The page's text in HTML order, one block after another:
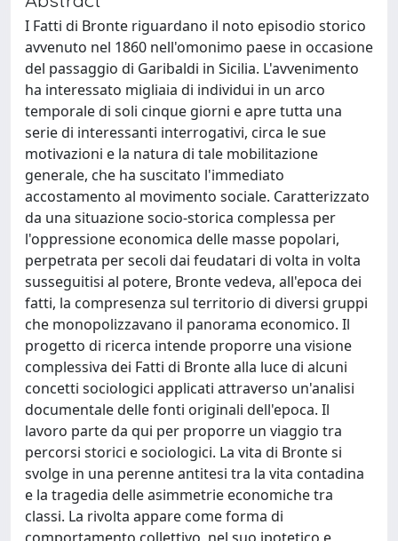
I Fatti di Bronte riguardano il noto episodio storico
avvenuto nel 1860 nell'omonimo paese in occasione
del passaggio di Garibaldi in Sicilia. L'avvenimento
ha interessato migliaia di individui in un arco
temporale di soli cinque giorni e apre tutta una
serie di interessanti interrogativi, circa le sue
motivazioni e la natura di tale mobilitazione
generale, che ha suscitato l'immediato
accostamento al movimento sociale. Caratterizzato
da una situazione socio-storica complessa per
l'oppressione economica delle masse popolari,
perpetrata per secoli dai feudatari di volta in volta
susseguitisi al potere, Bronte vedeva, all'epoca dei
fatti, la compresenza sul territorio di diversi gruppi
che monopolizzavano il panorama economico. Il
progetto di ricerca intende proporre una visione
complessiva dei Fatti di Bronte alla luce di alcuni
concetti sociologici applicati attraverso un'analisi
documentale delle fonti originali dell'epoca. Il
lavoro parte da qui per proporre un viaggio tra
percorsi storici e sociologici. La vita di Bronte si
svolge in una perenne antitesi tra la vita contadina
e la tragedia delle asimmetrie economiche tra
classi. La rivolta appare come forma di